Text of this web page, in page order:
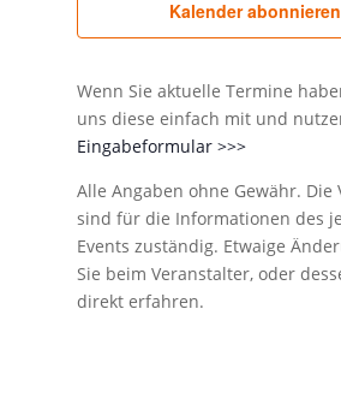
Kalender abonnieren
Wenn Sie aktuelle Termine
uns diese einfach mit und
Eingabeformular >>>
Alle Angaben ohne Gewähr. Die
sind für die Informationen des
Events zuständig. Etwaige
Sie beim Veranstalter, oder
direkt erfahren.